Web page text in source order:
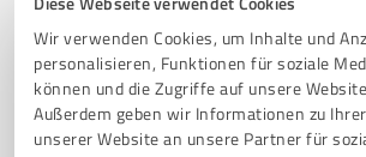
Wir verwenden Cookies, um Inhalte und
personalisieren, Funktionen für soziale
können und die Zugriffe auf unsere
Außerdem geben wir Informationen zu
unserer Website an unsere Partner für
Registrieren Sie sich jetzt und werden
Kunden empfohlener ProvenExpert!